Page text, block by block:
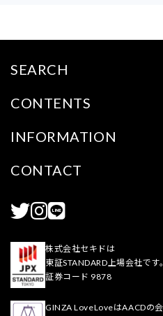
SEARCH
CONTENTS
INFORMATION
CONTACT
株式会社セキドは
東証STANDARD上場会社です。
証券コード 9878
GINZA LoveLoveはAACDの会